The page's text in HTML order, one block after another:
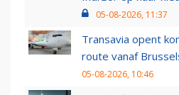
05-08-2026, 11:37
Transavia opent
route vanaf
05-08-2026, 10:46